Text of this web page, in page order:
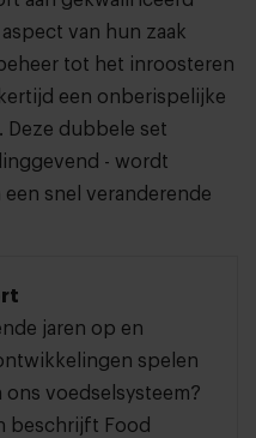
van hun zaak
tot het inroosteren
een onberispelijke
Deze dubbele set
- wordt
snel veranderende
jaren op en
spelen
voedselsysteem?
beschrijft Food